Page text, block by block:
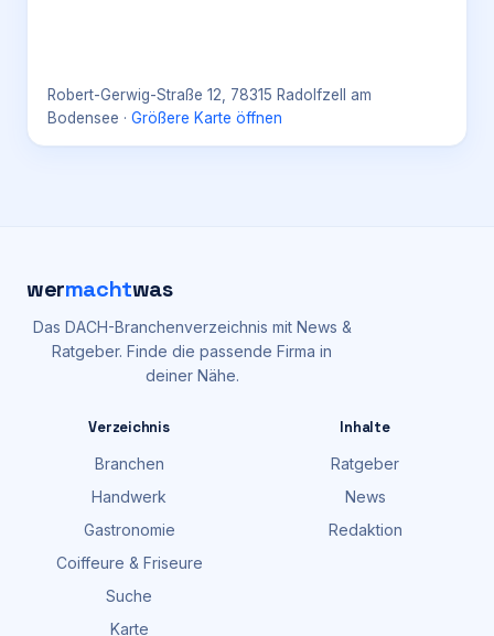
Robert-Gerwig-Straße 12, 78315 Radolfzell am
Bodensee · Größere Karte öffnen
wermachtwas
Das DACH-Branchenverzeichnis mit News &
Ratgeber. Finde die passende Firma in
deiner Nähe.
Verzeichnis
Branchen
Handwerk
Gastronomie
Coiffeure & Friseure
Suche
Karte
Inhalte
Ratgeber
News
Redaktion